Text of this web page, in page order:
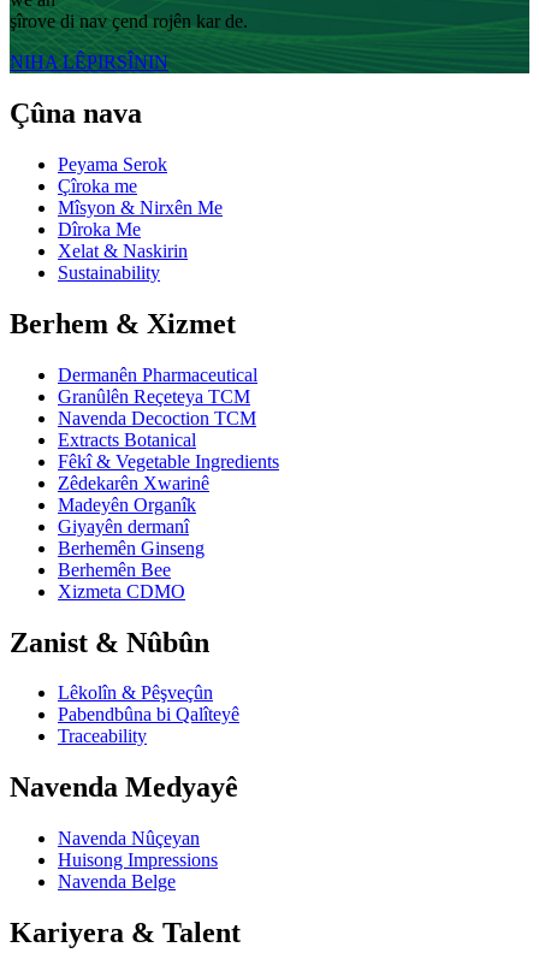
şîrove di nav çend rojên kar de.
NIHA LÊPIRSÎNIN
Çûna nava
Peyama Serok
Çîroka me
Mîsyon & Nirxên Me
Dîroka Me
Xelat & Naskirin
Sustainability
Berhem & Xizmet
Dermanên Pharmaceutical
Granûlên Reçeteya TCM
Navenda Decoction TCM
Extracts Botanical
Fêkî & Vegetable Ingredients
Zêdekarên Xwarinê
Madeyên Organîk
Giyayên dermanî
Berhemên Ginseng
Berhemên Bee
Xizmeta CDMO
Zanist & Nûbûn
Lêkolîn & Pêşveçûn
Pabendbûna bi Qalîteyê
Traceability
Navenda Medyayê
Navenda Nûçeyan
Huisong Impressions
Navenda Belge
Kariyera & Talent